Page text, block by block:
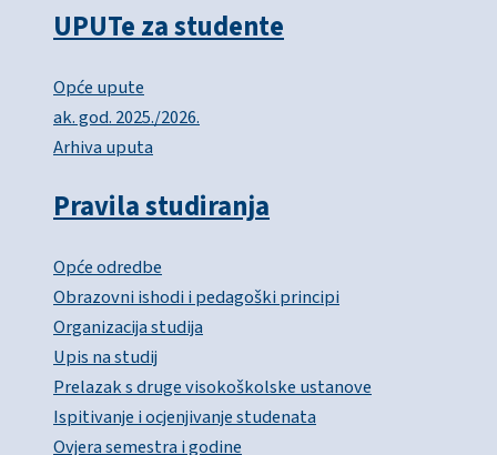
UPUTe za studente
Opće upute
ak. god. 2025./2026.
Arhiva uputa
Pravila studiranja
Opće odredbe
Obrazovni ishodi i pedagoški principi
Organizacija studija
Upis na studij
Prelazak s druge visokoškolske ustanove
Ispitivanje i ocjenjivanje studenata
Ovjera semestra i godine